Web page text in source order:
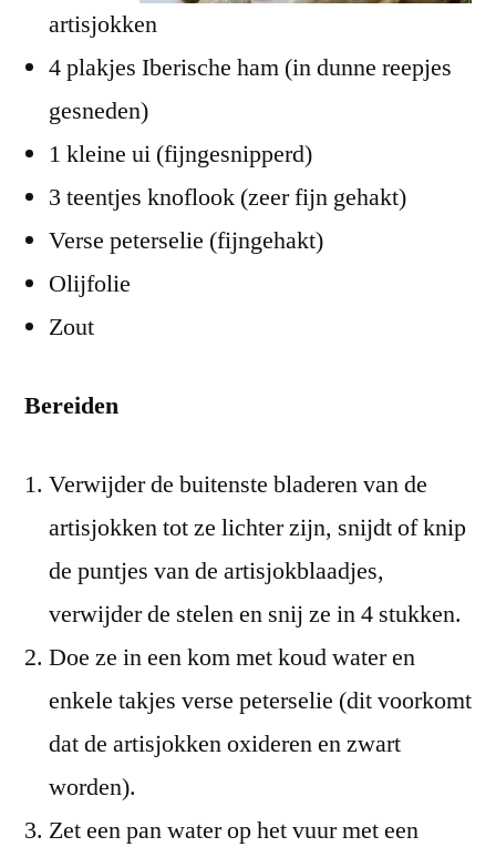
artisjokken
4 plakjes Iberische ham (in dunne reepjes
gesneden)
1 kleine ui (fijngesnipperd)
3 teentjes knoflook (zeer fijn gehakt)
Verse peterselie (fijngehakt)
Olijfolie
Zout
Bereiden
Verwijder de buitenste bladeren van de
artisjokken tot ze lichter zijn, snijdt of knip
de puntjes van de artisjokblaadjes,
verwijder de stelen en snij ze in 4 stukken.
Doe ze in een kom met koud water en
enkele takjes verse peterselie (dit voorkomt
dat de artisjokken oxideren en zwart
worden).
Zet een pan water op het vuur met een